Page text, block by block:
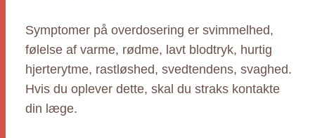
Symptomer på overdosering er svimmelhed,
følelse af varme, rødme, lavt blodtryk, hurtig
hjerterytme, rastløshed, svedtendens, svaghed.
Hvis du oplever dette, skal du straks kontakte
din læge.